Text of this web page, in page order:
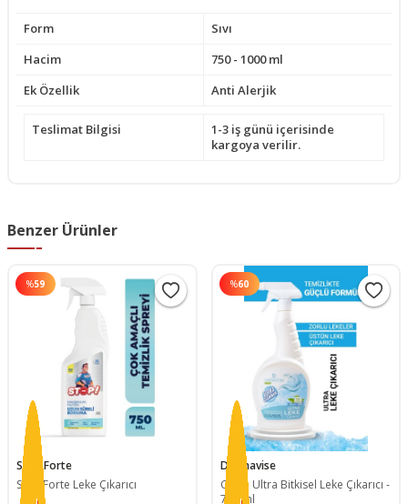
Form
Sıvı
Hacim
750 - 1000 ml
Ek Özellik
Anti Alerjik
Teslimat Bilgisi
1-3 iş günü içerisinde
kargoya verilir.
Benzer Ürünler
%59
Stop Forte
Stop Forte Leke Çıkarıcı
%60
Dermavise
Clean Ultra Bitkisel Leke Çıkarıcı -
750 ml